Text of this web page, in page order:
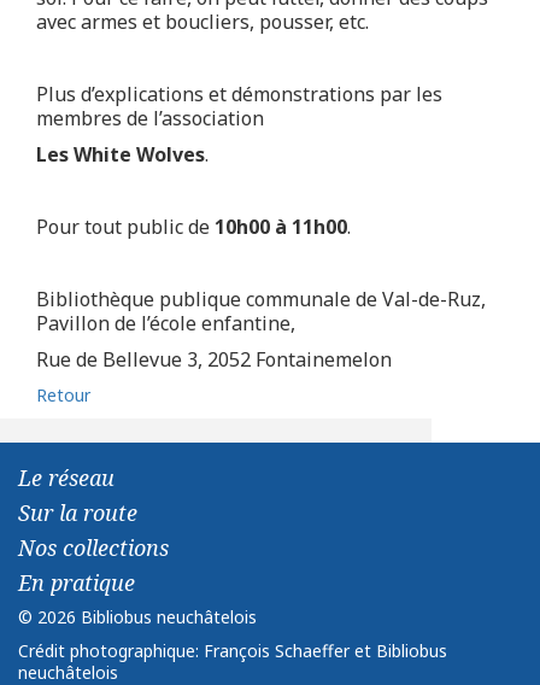
avec armes et boucliers, pousser, etc.
Plus d’explications et démonstrations par les
membres de l’association
Les White Wolves.
Pour tout public de 10h00 à 11h00.
Bibliothèque publique communale de Val-de-Ruz,
Pavillon de l’école enfantine,
Rue de Bellevue 3, 2052 Fontainemelon
Retour
Le réseau
Sur la route
Nos collections
En pratique
© 2026 Bibliobus neuchâtelois
Crédit photographique: François Schaeffer et Bibliobus
neuchâtelois